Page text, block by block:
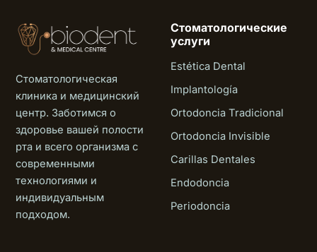
Стоматологическая
клиника и медицинский
центр. Заботимся о
здоровье вашей полости
рта и всего организма с
современными
технологиями и
индивидуальным
подходом.
Стоматологические
услуги
Estética Dental
Implantología
Ortodoncia Tradicional
Ortodoncia Invisible
Carillas Dentales
Endodoncia
Periodoncia